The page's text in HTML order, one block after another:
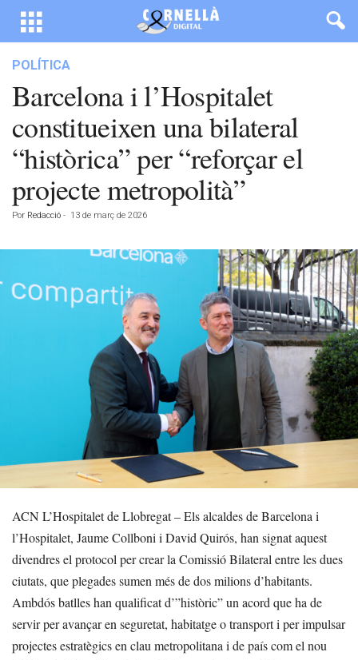
POLÍTICA
Barcelona i l’Hospitalet
constitueixen una bilateral
“històrica” per “reforçar el
projecte metropolità”
Por Redacció - 13 de març de 2026
ACN L’Hospitalet de Llobregat – Els alcaldes de Barcelona i
l’Hospitalet, Jaume Collboni i David Quirós, han signat aquest
divendres el protocol per crear la Comissió Bilateral entre les dues
ciutats, que plegades sumen més de dos milions d’habitants.
Ambdós batlles han qualificat d’”històric” un acord que ha de
servir per avançar en seguretat, habitatge o transport i per impulsar
projectes estratègics en clau metropolitana i de país com el nou